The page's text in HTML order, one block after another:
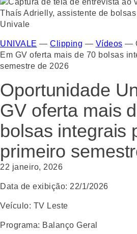
UNIVALE — Clipping — Vídeos —
Em GV oferta mais de 70 bolsas
semestre de 2026
Oportunidade
GV oferta mais
bolsas integrais
primeiro
22 janeiro, 2026
Data de exibição: 22/1/2026
Veículo: TV Leste
Programa: Balanço Geral